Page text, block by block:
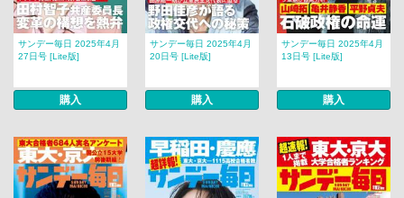
サンデー毎日 2025年4月
27日号 [Lite版]
購入
サンデー毎日 2025年4月
20日号 [Lite版]
購入
サンデー毎日 2025年4月
13日号 [Lite版]
購入